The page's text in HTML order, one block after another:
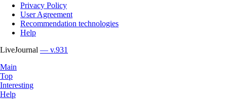
Privacy Policy
User Agreement
Recommendation technologies
Help
LiveJournal — v.931
Main
Top
Interesting
Help